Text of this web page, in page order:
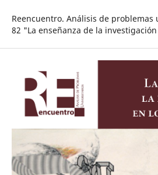
Reencuentro. Análisis de
82 "La enseñanza de la